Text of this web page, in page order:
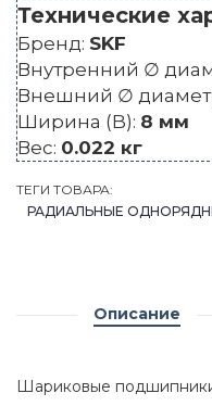
Технические
Бренд: SKF
Внутренний ∅
Внешний ∅
Ширина (B): 8 мм
Вес: 0.022 кг
ТЕГИ ТОВАРА:
РАДИАЛЬНЫЕ
Описание
Шариковые подшипники